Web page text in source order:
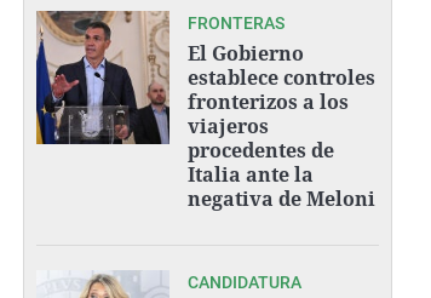
FRONTERAS
El Gobierno
establece controles
fronterizos a los
viajeros
procedentes de
Italia ante la
negativa de Meloni
CANDIDATURA